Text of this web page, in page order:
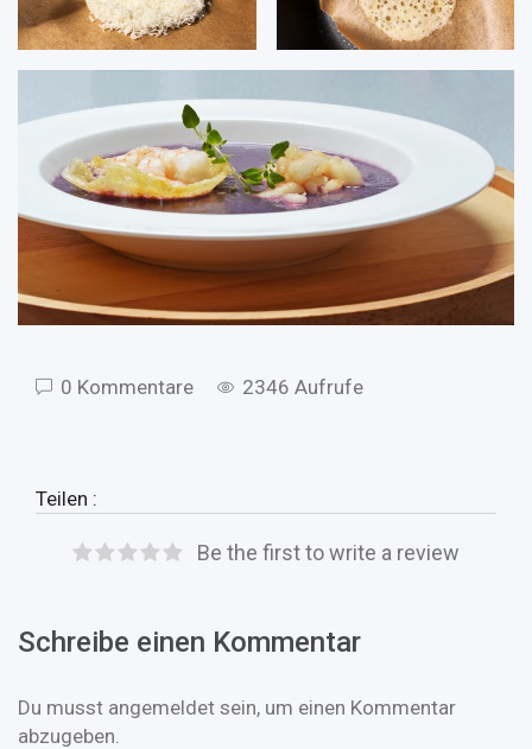
0 Kommentare 2346 Aufrufe
Teilen :
Be the first to write a review
Schreibe einen Kommentar
Du musst angemeldet sein, um einen Kommentar
abzugeben.